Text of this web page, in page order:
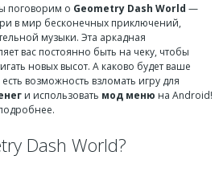
поговорим о Geometry Dash World —
в мир бесконечных приключений,
музыки. Эта аркадная
вас постоянно быть на чеку, чтобы
новых высот. А каково будет ваше
возможность взломать игру для
и использовать мод меню на Android!
Dash World?